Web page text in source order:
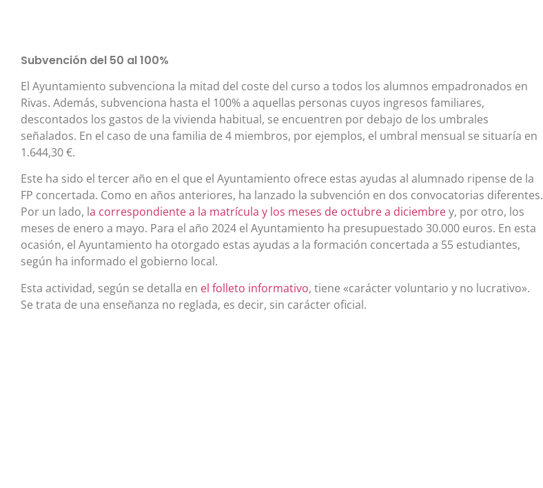
Subvención del 50 al 100%
El Ayuntamiento subvenciona la mitad del coste del curso a todos los alumnos empadronados en
Rivas. Además, subvenciona hasta el 100% a aquellas personas cuyos ingresos familiares,
descontados los gastos de la vivienda habitual, se encuentren por debajo de los umbrales
señalados. En el caso de una familia de 4 miembros, por ejemplos, el umbral mensual se situaría en
1.644,30 €.
Este ha sido el tercer año en el que el Ayuntamiento ofrece estas ayudas al alumnado ripense de la
FP concertada. Como en años anteriores, ha lanzado la subvención en dos convocatorias diferentes.
Por un lado, la correspondiente a la matrícula y los meses de octubre a diciembrey, por otro, los
meses de enero a mayo. Para el año 2024 el Ayuntamiento ha presupuestado 30.000 euros. En esta
ocasión, el Ayuntamiento ha otorgado estas ayudas a la formación concertada a 55 estudiantes,
según ha informado el gobierno local.
Esta actividad, según se detalla en el folleto informativo, tiene «carácter voluntario y no lucrativo».
Se trata de una enseñanza no reglada, es decir, sin carácter oficial.